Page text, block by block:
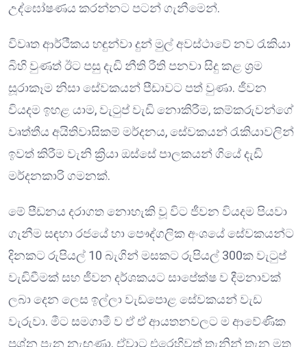
උද්ඝෝෂණය කරන්නට පටන් ගැනීමෙන්.
විවෘත ආර්ථීකය හඳුන්වා දුන් මුල් අවස්ථාවේ නව රැකියා
බිහි වුණත් ඊට පසු දැඩි නීති රීති පනවා සිදු කළ ශ්‍රම
සූරාකෑම නිසා සේවකයන් පීඩාවට පත් වුණා. ජීවන
වියදම ඉහළ යාම, වැටුප් වැඩි නොකිරීම, කම්කරුවන්ගේ
වෘත්තීය අයිතිවාසිකම් මර්දනය, සේවකයන් රැකියාවලින්
ඉවත් කිරීම වැනි ක්‍රියා ඔස්සේ පාලකයන් ගියේ දැඩි
මර්දනකාරි ගමනක්.
මේ පීඩනය දරාගත නොහැකි වූ විට ජීවන වියදම පියවා
ගැනීම සඳහා රජයේ හා පෞද්ගලික අංශයේ සේවකයන්ට
දිනකට රුපියල් 10 බැගින් මසකට රුපියල් 300ක වැටුප්
වැඩිවීමක් සහ ජීවන දර්ශකයට සාපේක්ෂ ව දීමනාවක්
ලබා දෙන ලෙස ඉල්ලා වැඩපොළ සේවකයන් වැඩ
වැරුවා. මීට සමගාමී ව ඒ ඒ ආයතනවලට ම ආවේණික
ප්‍රශ්න පැන නැඟුණා. ඒවාට එරෙහිවත් තැනින් තැන මතු